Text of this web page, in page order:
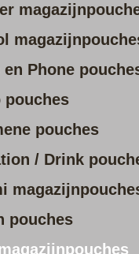
Phone
pouches
pouches
/ Drink
pouches